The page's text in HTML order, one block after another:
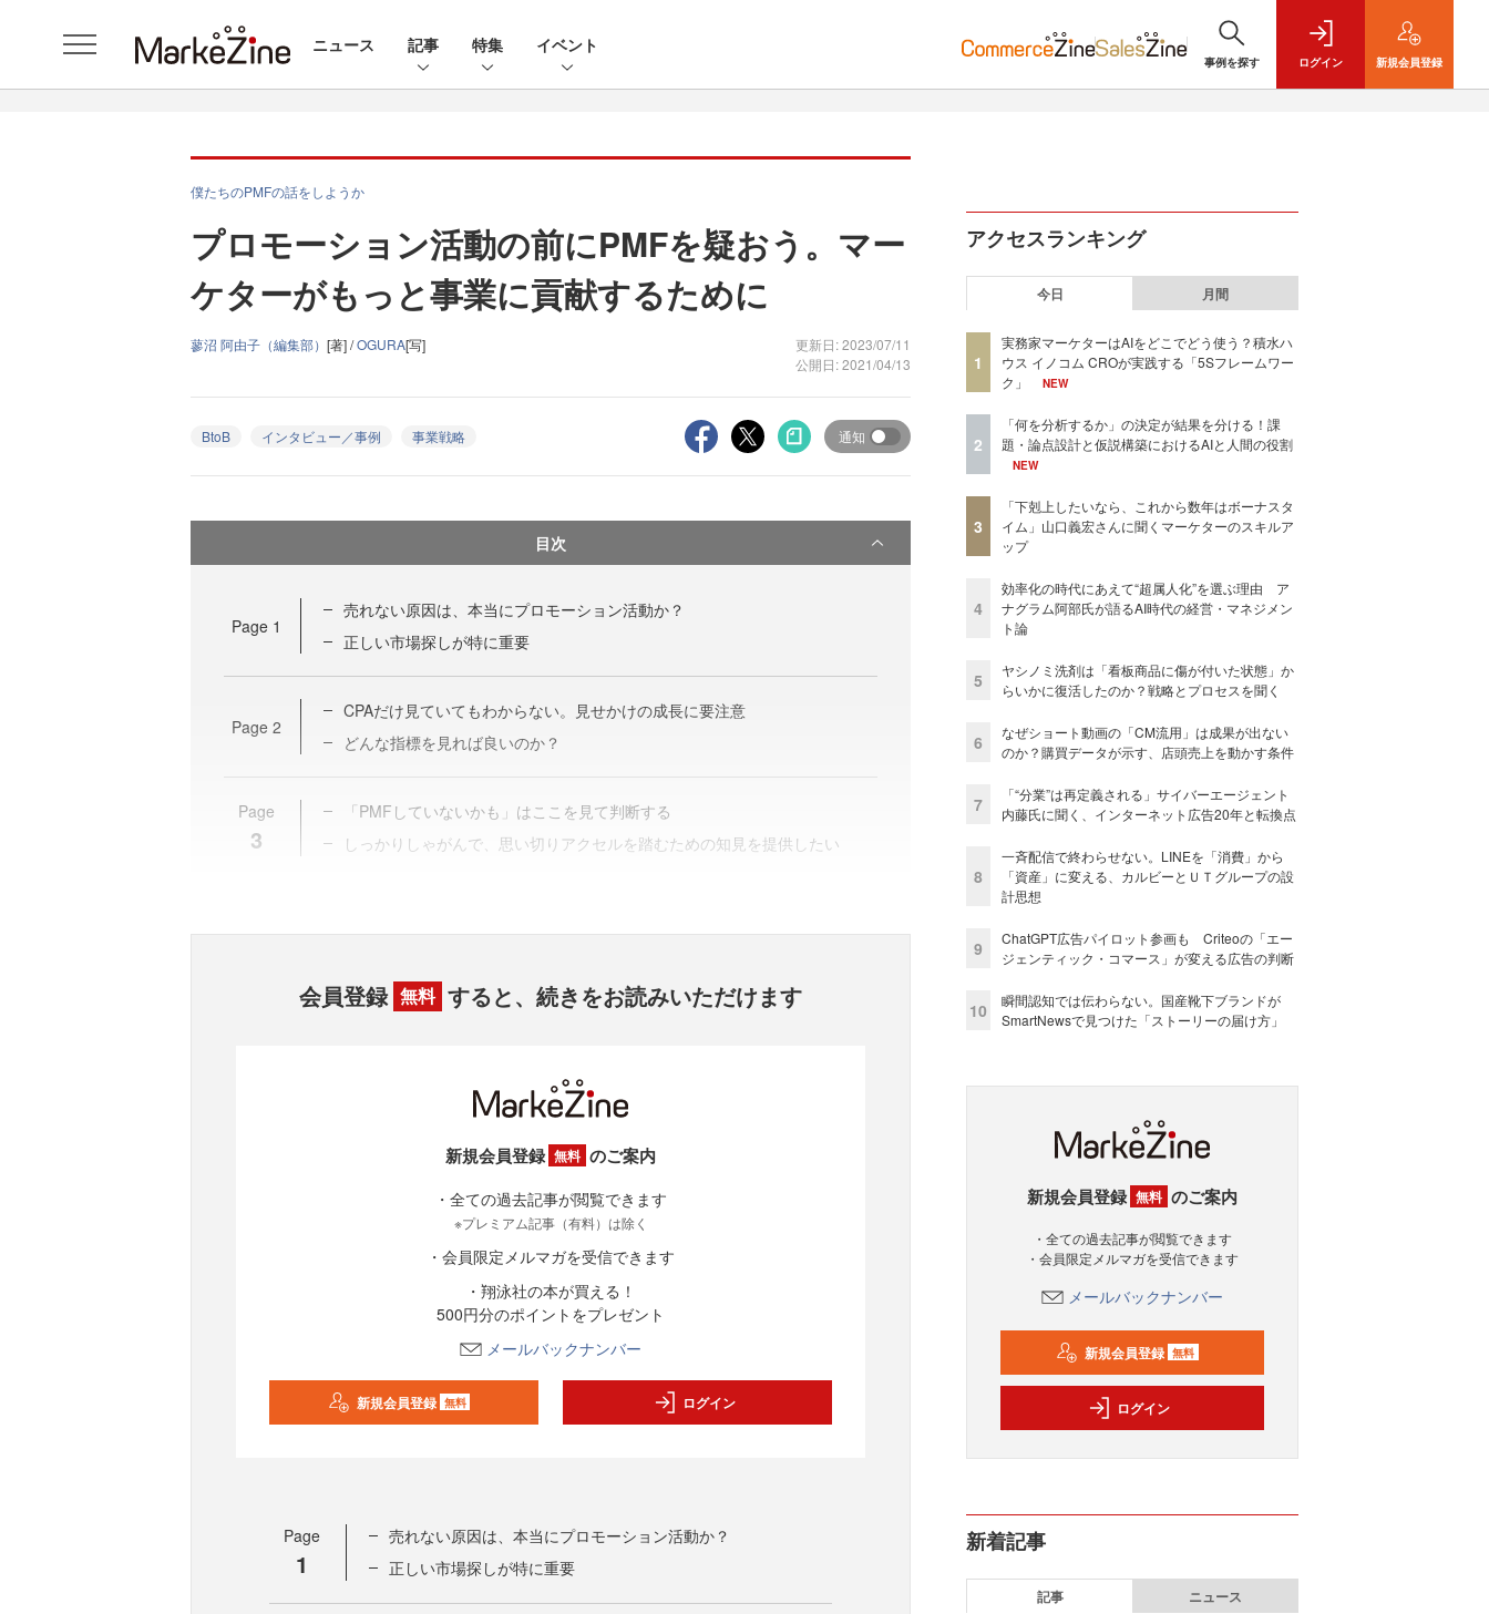
ニュース 記事 特集 イベント
事例を探す ログイン 新規会員登録
僕たちのPMFの話をしようか
プロモーション活動の前にPMFを疑おう。マー
ケターがもっと事業に貢献するために
蓼沼 阿由子（編集部） [著] /OGURA[写]
更新日: 2023/07/11
公開日: 2021/04/13
BtoB インタビュー／事例 事業戦略 通知
目次
Page 1
売れない原因は、本当にプロモーション活動か？
正しい市場探しが特に重要
Page 2
CPAだけ見ていてもわからない。見せかけの成長に要注意
どんな指標を見れば良いのか？
Page
3
「PMFしていないかも」はここを見て判断する
しっかりしゃがんで、思い切りアクセルを踏むための知見を提供したい
会員登録 無料 すると、続きをお読みいただけます
新規会員登録 無料 のご案内
・全ての過去記事が閲覧できます
※プレミアム記事（有料）は除く
・会員限定メルマガを受信できます
・翔泳社の本が買える！
500円分のポイントをプレゼント
メールバックナンバー
新規会員登録 無料 ログイン
Page
1
売れない原因は、本当にプロモーション活動か？
正しい市場探しが特に重要
アクセスランキング
今日 月間
1
実務家マーケターはAIをどこでどう使う？積水ハ
ウス イノコム CROが実践する「5Sフレームワー
ク」
NEW
2
「何を分析するか」の決定が結果を分ける！課
題・論点設計と仮説構築におけるAIと人間の役割
NEW
3
「下剋上したいなら、これから数年はボーナスタ
イム」山口義宏さんに聞くマーケターのスキルア
ップ
4
効率化の時代にあえて“超属人化”を選ぶ理由 ア
ナグラム阿部氏が語るAI時代の経営・マネジメン
ト論
5
ヤシノミ洗剤は「看板商品に傷が付いた状態」か
らいかに復活したのか？戦略とプロセスを聞く
6
なぜショート動画の「CM流用」は成果が出ない
のか？購買データが示す、店頭売上を動かす条件
7
「“分業”は再定義される」サイバーエージェント
内藤氏に聞く、インターネット広告20年と転換点
8
一斉配信で終わらせない。LINEを「消費」から
「資産」に変える、カルビーとＵＴグループの設
計思想
9
ChatGPT広告パイロット参画も Criteoの「エー
ジェンティック・コマース」が変える広告の判断
10
瞬間認知では伝わらない。国産靴下ブランドが
SmartNewsで見つけた「ストーリーの届け方」
新規会員登録 無料 のご案内
・全ての過去記事が閲覧できます
・会員限定メルマガを受信できます
メールバックナンバー
新規会員登録 無料
ログイン
新着記事
記事 ニュース